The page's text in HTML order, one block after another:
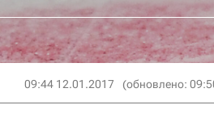
09:44 12.01.2017 (обновлено: